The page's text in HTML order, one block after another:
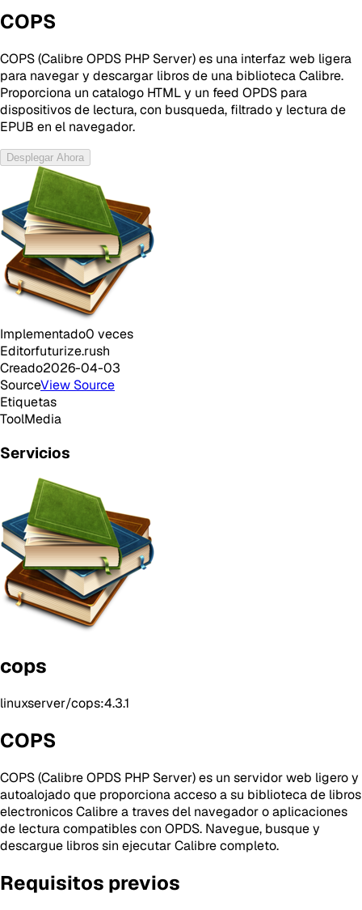
COPS
COPS (Calibre OPDS PHP Server) es una interfaz web ligera
para navegar y descargar libros de una biblioteca Calibre.
Proporciona un catalogo HTML y un feed OPDS para
dispositivos de lectura, con busqueda, filtrado y lectura de
EPUB en el navegador.
Desplegar Ahora
Implementado0 veces
Editorfuturize.rush
Creado2026-04-03
SourceView Source
Etiquetas
ToolMedia
Servicios
cops
linuxserver/cops:4.3.1
COPS
COPS (Calibre OPDS PHP Server) es un servidor web ligero y
autoalojado que proporciona acceso a su biblioteca de libros
electronicos Calibre a traves del navegador o aplicaciones
de lectura compatibles con OPDS. Navegue, busque y
descargue libros sin ejecutar Calibre completo.
Requisitos previos